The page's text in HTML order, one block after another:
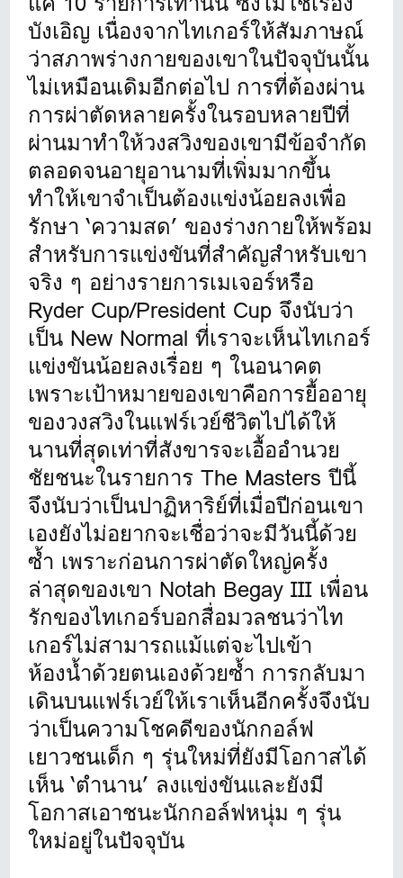
บังเอิญ เนื่องจากไทเกอร์ให้สัมภาษณ์
ว่าสภาพร่างกายของเขาในปัจจุบันนั้น
ไม่เหมือนเดิมอีกต่อไป การที่ต้องผ่าน
การผ่าตัดหลายครั้งในรอบหลายปีที่
ผ่านมาทำให้วงสวิงของเขามีข้อจำกัด
ตลอดจนอายุอานามที่เพิ่มมากขึ้น
ทำให้เขาจำเป็นต้องแข่งน้อยลงเพื่อ
รักษา ‘ความสด’ ของร่างกายให้พร้อม
สำหรับการแข่งขันที่สำคัญสำหรับเขา
จริง ๆ อย่างรายการเมเจอร์หรือ
Ryder Cup/President Cup จึงนับว่า
เป็น New Normal ที่เราจะเห็นไทเกอร์
แข่งขันน้อยลงเรื่อย ๆ ในอนาคต
เพราะเป้าหมายของเขาคือการยื้ออายุ
ของวงสวิงในแฟร์เวย์ชีวิตไปได้ให้
นานที่สุดเท่าที่สังขารจะเอื้ออำนวย
ชัยชนะในรายการ The Masters ปีนี้
จึงนับว่าเป็นปาฏิหาริย์ที่เมื่อปีก่อนเขา
เองยังไม่อยากจะเชื่อว่าจะมีวันนี้ด้วย
ซ้ำ เพราะก่อนการผ่าตัดใหญ่ครั้ง
ล่าสุดของเขา Notah Begay III เพื่อน
รักของไทเกอร์บอกสื่อมวลชนว่าไท
เกอร์ไม่สามารถแม้แต่จะไปเข้า
ห้องน้ำด้วยตนเองด้วยซ้ำ การกลับมา
เดินบนแฟร์เวย์ให้เราเห็นอีกครั้งจึงนับ
ว่าเป็นความโชคดีของนักกอล์ฟ
เยาวชนเด็ก ๆ รุ่นใหม่ที่ยังมีโอกาสได้
เห็น ‘ตำนาน’ ลงแข่งขันและยังมี
โอกาสเอาชนะนักกอล์ฟหนุ่ม ๆ รุ่น
ใหม่อยู่ในปัจจุบัน